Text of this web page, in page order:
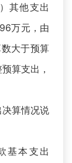
其他支出
万元，由
大于预算
算支出，
算情况说
本支出